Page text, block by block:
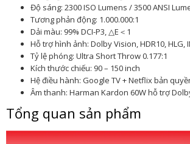
Độ sáng: 2300 ISO Lumens / 3500 ANSI
Tương phản động: 1.000.000:1
Dải màu: 99% DCI-P3, △E＜1
Hỗ trợ hình ảnh: Dolby Vision, HDR10, HLG,
Tỷ lệ phóng: Ultra Short Throw 0.177:1
Kích thước chiếu: 90 – 150 inch
Hệ điều hành: Google TV + Netflix bản
Âm thanh: Harman Kardon 60W hỗ trợ
Tổng quan sản phẩm